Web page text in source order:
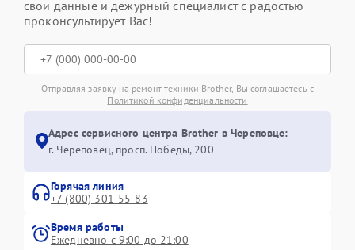
свои данные и дежурный специалист с радостью
проконсультирует Вас!
Отправляя заявку на ремонт техники Brother, Вы соглашаетесь с
Политикой конфиденциальности
Адрес сервисного центра Brother в Череповце:
г. Череповец, просп. Победы, 200
Горячая линия
+7 (800) 301-55-83
Время работы
Ежедневно с 9:00 до 21:00